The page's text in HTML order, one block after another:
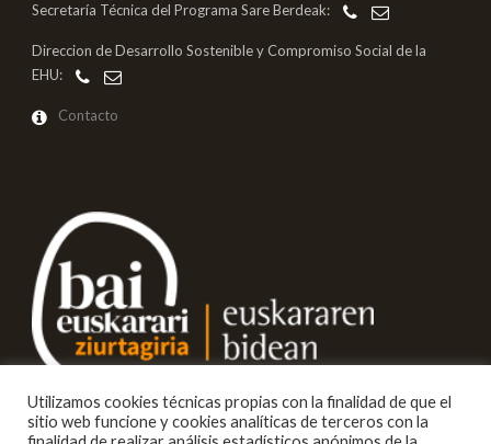
Secretaría Técnica del Programa Sare Berdeak:
Direccion de Desarrollo Sostenible y Compromiso Social de la
EHU:
Contacto
Utilizamos cookies técnicas propias con la finalidad de que el
sitio web funcione y cookies analíticas de terceros con la